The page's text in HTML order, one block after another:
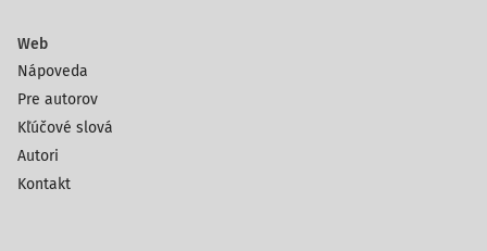
Web
Nápoveda
Pre autorov
Kľúčové slová
Autori
Kontakt